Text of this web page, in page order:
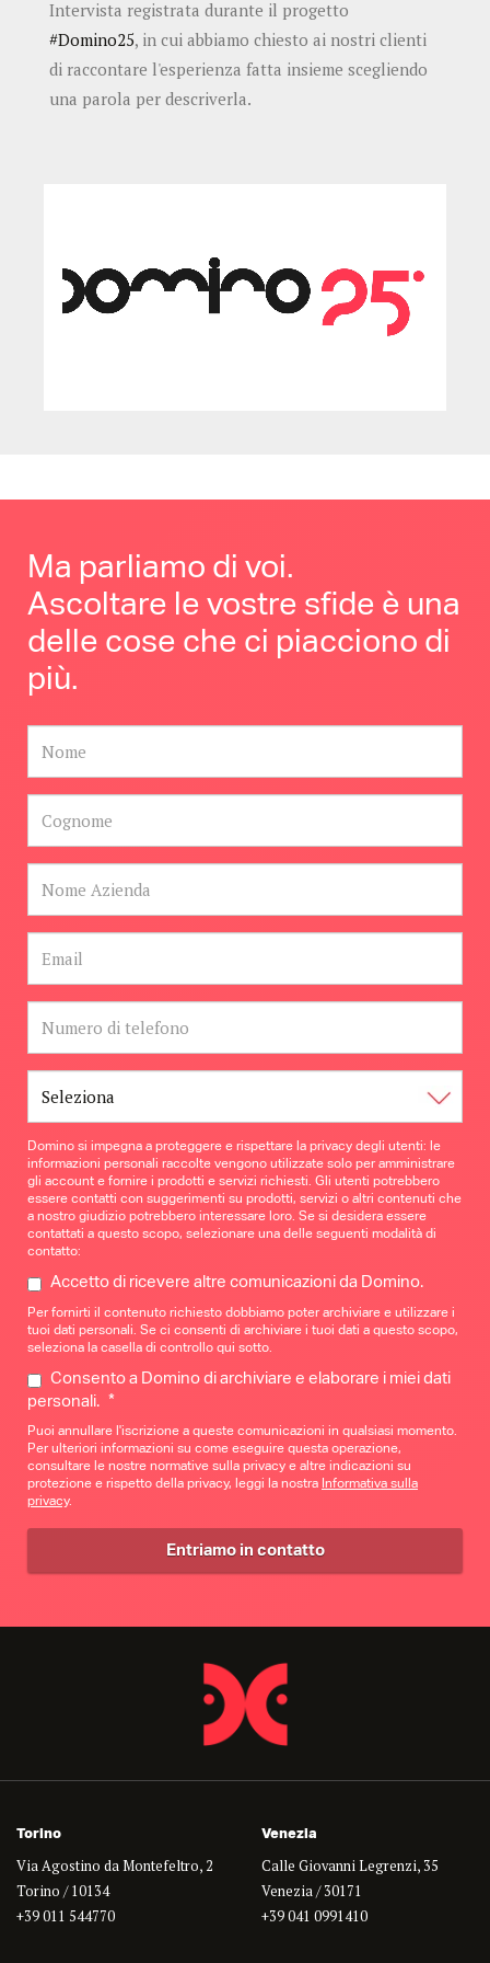
Intervista registrata durante il progetto
#Domino25, in cui abbiamo chiesto ai nostri clienti
di raccontare l'esperienza fatta insieme scegliendo
una parola per descriverla.
Ma parliamo di voi.
Ascoltare le vostre sfide è una
delle cose che ci piacciono di
più.
Domino si impegna a proteggere e rispettare la privacy degli utenti: le
informazioni personali raccolte vengono utilizzate solo per amministrare
gli account e fornire i prodotti e servizi richiesti. Gli utenti potrebbero
essere contatti con suggerimenti su prodotti, servizi o altri contenuti che
a nostro giudizio potrebbero interessare loro. Se si desidera essere
contattati a questo scopo, selezionare una delle seguenti modalità di
contatto:
Accetto di ricevere altre comunicazioni da Domino.
Per fornirti il contenuto richiesto dobbiamo poter archiviare e utilizzare i
tuoi dati personali. Se ci consenti di archiviare i tuoi dati a questo scopo,
seleziona la casella di controllo qui sotto.
Consento a Domino di archiviare e elaborare i miei dati
personali. *
Puoi annullare l'iscrizione a queste comunicazioni in qualsiasi momento.
Per ulteriori informazioni su come eseguire questa operazione,
consultare le nostre normative sulla privacy e altre indicazioni su
protezione e rispetto della privacy, leggi la nostraInformativa sulla
privacy.
Torino
Via Agostino da Montefeltro, 2
Torino / 10134
+39 011 544770
Venezia
Calle Giovanni Legrenzi, 35
Venezia / 30171
+39 041 0991410